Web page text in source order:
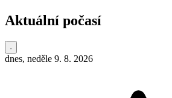
Aktuální počasí
dnes, neděle 9. 8. 2026